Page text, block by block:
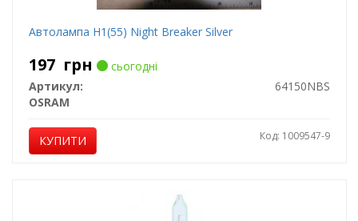
Автолампа H1(55) Night Breaker Silver
197 грн
сьогодні
Артикул:
64150NBS
OSRAM
КУПИТИ Код: 1009547-9